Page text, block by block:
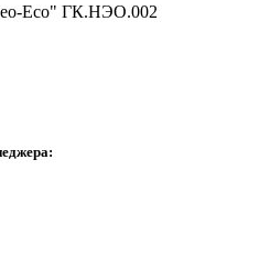
Eco" ГК.НЭО.002